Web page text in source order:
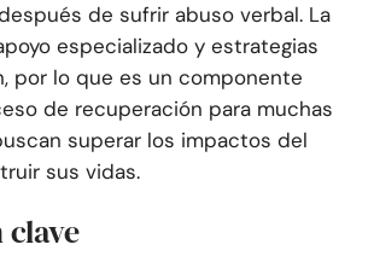
de sufrir abuso verbal. La
especializado y estrategias
por lo que es un componente
de recuperación para muchas
superar los impactos del
sus vidas.